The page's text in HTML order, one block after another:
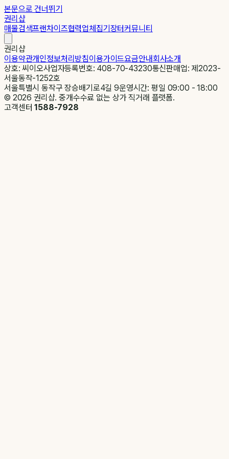
본문으로 건너뛰기
권리샵
매물검색프랜차이즈협력업체집기장터커뮤니티
권리샵
이용약관개인정보처리방침이용가이드요금안내회사소개
상호: 씨이오사업자등록번호: 408-70-43230통신판매업: 제2023-
서울동작-1252호
서울특별시 동작구 장승배기로4길 9운영시간: 평일 09:00 - 18:00
© 2026 권리샵. 중개수수료 없는 상가 직거래 플랫폼.
고객센터1588-7928